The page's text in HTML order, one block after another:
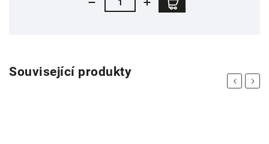
Související produkty
PreviousNext